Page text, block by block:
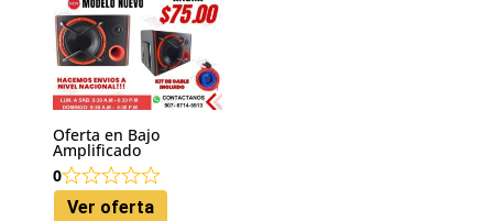
Oferta en Bajo
Amplificado
0
Ver oferta